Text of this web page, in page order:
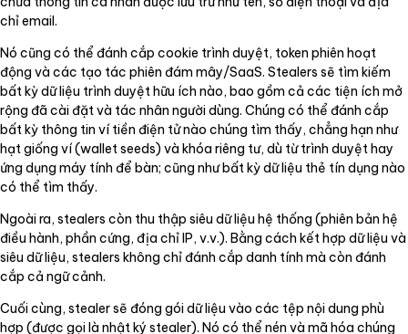
chỉ email.
Nó cũng có thể đánh cắp cookie trình duyệt, token phiên hoạt
động và các tạo tác phiên đám mây/SaaS. Stealers sẽ tìm kiếm
bất kỳ dữ liệu trình duyệt hữu ích nào, bao gồm cả các tiện ích mở
rộng đã cài đặt và tác nhân người dùng. Chúng có thể đánh cắp
bất kỳ thông tin ví tiền điện tử nào chúng tìm thấy, chẳng hạn như
hạt giống ví (wallet seeds) và khóa riêng tư, dù từ trình duyệt hay
ứng dụng máy tính để bàn; cũng như bất kỳ dữ liệu thẻ tín dụng nào
có thể tìm thấy.
Ngoài ra, stealers còn thu thập siêu dữ liệu hệ thống (phiên bản hệ
điều hành, phần cứng, địa chỉ IP, v.v.). Bằng cách kết hợp dữ liệu và
siêu dữ liệu, stealers không chỉ đánh cắp danh tính mà còn đánh
cắp cả ngữ cảnh.
Cuối cùng, stealer sẽ đóng gói dữ liệu vào các tệp nội dung phù
hợp (được gọi là nhật ký stealer). Nó có thể nén và mã hóa chúng